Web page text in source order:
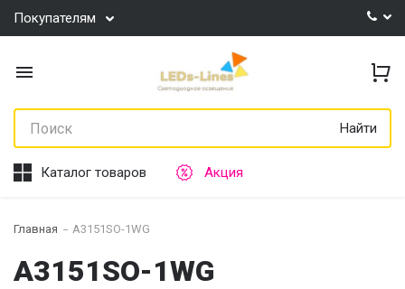
Покупателям
Найти
Каталог товаров Акция
Главная A3151SO-1WG
A3151SO-1WG